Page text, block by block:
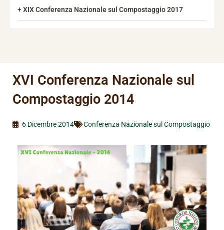
XIX Conferenza Nazionale sul Compostaggio 2017
XVI Conferenza Nazionale sul
Compostaggio 2014
6 Dicembre 2014 Conferenza Nazionale sul Compostaggio